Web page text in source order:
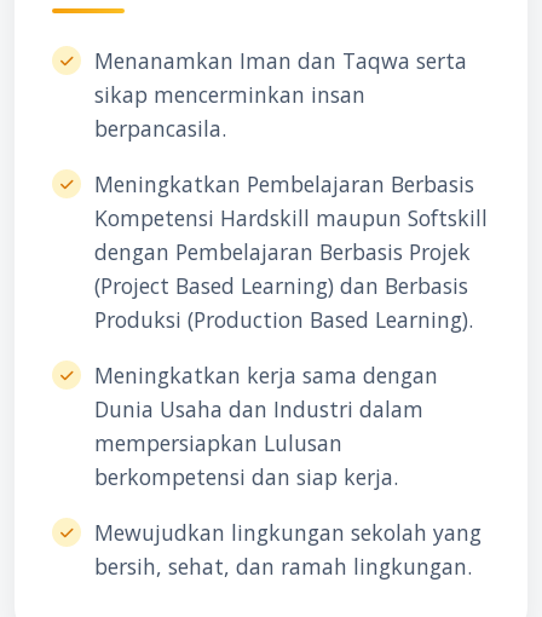
Menanamkan Iman dan Taqwa serta
sikap mencerminkan insan
berpancasila.
Meningkatkan Pembelajaran Berbasis
Kompetensi Hardskill maupun Softskill
dengan Pembelajaran Berbasis Projek
(Project Based Learning) dan Berbasis
Produksi (Production Based Learning).
Meningkatkan kerja sama dengan
Dunia Usaha dan Industri dalam
mempersiapkan Lulusan
berkompetensi dan siap kerja.
Mewujudkan lingkungan sekolah yang
bersih, sehat, dan ramah lingkungan.